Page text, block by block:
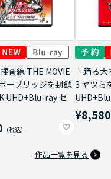
査線 THE MOVIE
ーブリッジを封鎖
UHD+Blu-ray セ
『踊る
3 ヤツら
¥8,580
作品一覧を見る